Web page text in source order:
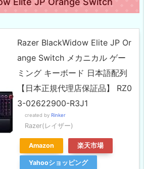
Razer BlackWidow Elite JP Or
ange Switch メカニカル ゲー
ミング キーボード 日本語配列
【日本正規代理店保証品】 RZ0
3-02622900-R3J1
created by Rinker
Razer(レイザー)
Amazon 楽天市場
Yahooショッピング